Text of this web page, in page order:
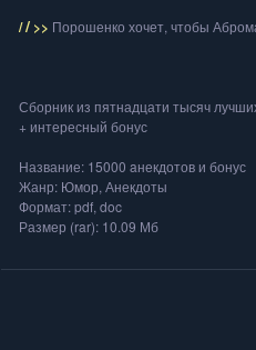
// >> Порошенко хочет, чтобы
Сборник из пятнадцати тысяч
+ интересный бонус
Название: 15000 aнекдотов и бонус
Жанр: Юмор, Анекдоты
Формат: pdf, doc
Размер (rar): 10.09 Мб